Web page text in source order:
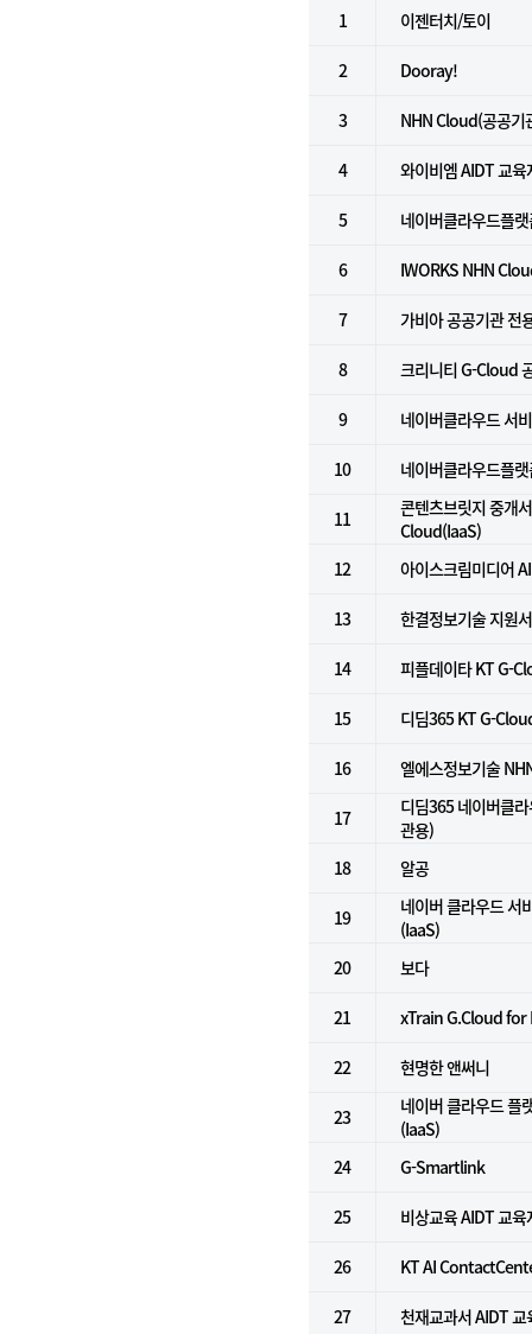
1 이젠터치/토이
2 Dooray!
3 NHN Cloud(공공기
4 와이비엠 AIDT 교육
5 네이버클라우드플
6 IWORKS NHN
7 가비아 공공기관 전
8 크리니티 G-Cloud
9 네이버클라우드 서
10 네이버클라우드플
11
콘텐츠브릿지 중개
Cloud(IaaS)
12
아이스크림미디어
13 한결정보기술 지원
14 피플데이타 KT G-
15 디딤365 KT G-
16 엘에스정보기술
17
디딤365 네이버클
관용)
18
알공
19
네이버 클라우드 서
(IaaS)
20
보다
21 xTrain G.Cloud for
22 현명한 앤써니
23
네이버 클라우드 플
(IaaS)
24
G-Smartlink
25 비상교육 AIDT 교육
26 KT AI
27 천재교과서 AIDT 교